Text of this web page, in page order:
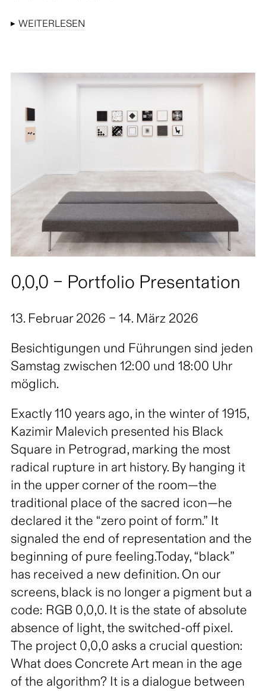
▸ WEITERLESEN
0,0,0 – Portfolio Presentation
13. Februar 2026 – 14. März 2026
Besichtigungen und Führungen sind jeden
Samstag zwischen 12:00 und 18:00 Uhr
möglich.
Exactly 110 years ago, in the winter of 1915,
Kazimir Malevich presented his Black
Square in Petrograd, marking the most
radical rupture in art history. By hanging it
in the upper corner of the room—the
traditional place of the sacred icon—he
declared it the “zero point of form.” It
signaled the end of representation and the
beginning of pure feeling.Today, “black”
has received a new definition. On our
screens, black is no longer a pigment but a
code: RGB 0,0,0. It is the state of absolute
absence of light, the switched-off pixel.
The project 0,0,0 asks a crucial question:
What does Concrete Art mean in the age
of the algorithm? It is a dialogue between